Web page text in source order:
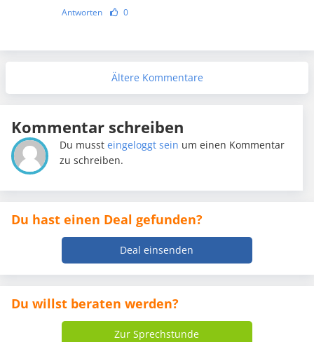
Antworten 0
Ältere Kommentare
Kommentar schreiben
Du mussteingeloggt sein um einen Kommentar
zu schreiben.
Du hast einen Deal gefunden?
Deal einsenden
Du willst beraten werden?
Zur Sprechstunde